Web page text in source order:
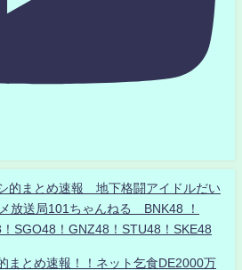
的まとめ速報 地下格闘アイドルだい
放送局101ちゃんねる BNK48 ！
SGO48！GNZ48！STU48！SKE48
まとめ速報！！ネット乞食DE2000万